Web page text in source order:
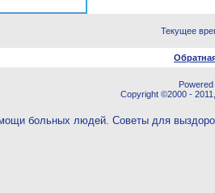
Текущее
Copyright ©2000 -
больных людей. Советы для